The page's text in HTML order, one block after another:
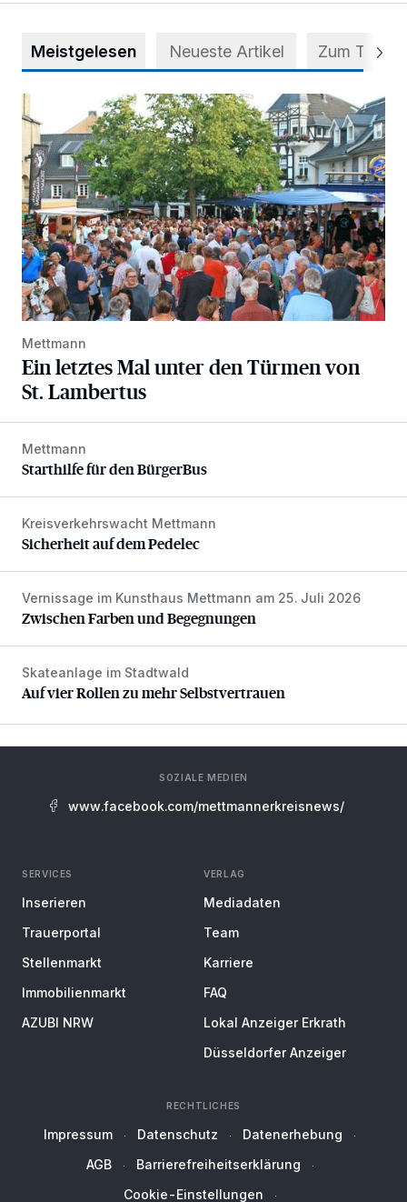
Meistgelesen Neueste Artikel Zum Thema
Ein letztes Mal unter den Türmen von St. Lambertus
Mettmann
Ein letztes Mal unter den Türmen von
St. Lambertus
Starthilfe für den BürgerBus
Mettmann
Starthilfe für den BürgerBus
Sicherheit auf dem Pedelec
Kreisverkehrswacht Mettmann
Sicherheit auf dem Pedelec
Zwischen Farben und Begegnungen
Vernissage im Kunsthaus Mettmann am 25. Juli 2026
Zwischen Farben und Begegnungen
Auf vier Rollen zu mehr Selbstvertrauen
Skateanlage im Stadtwald
Auf vier Rollen zu mehr Selbstvertrauen
SOZIALE MEDIEN
www.facebook.com/mettmannerkreisnews/
SERVICES
Inserieren
Trauerportal
Stellenmarkt
Immobilienmarkt
AZUBI NRW
VERLAG
Mediadaten
Team
Karriere
FAQ
Lokal Anzeiger Erkrath
Düsseldorfer Anzeiger
RECHTLICHES
Impressum Datenschutz
Datenerhebung
AGB
Barrierefreiheitserklärung
Cookie-Einstellungen